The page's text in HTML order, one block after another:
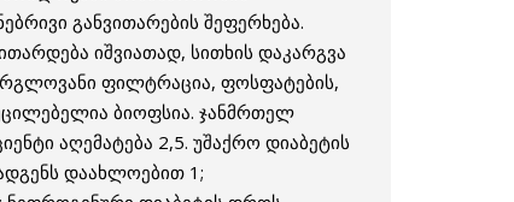
განვითარების შეფერხება.
იშვიათად, სითხის დაკარგვა
ფილტრაცია, ფოსფატების,
ბიოფსია. ჯანმრთელ
აღემატება 2,5. უშაქრო დიაბეტის
დაახლოებით 1;